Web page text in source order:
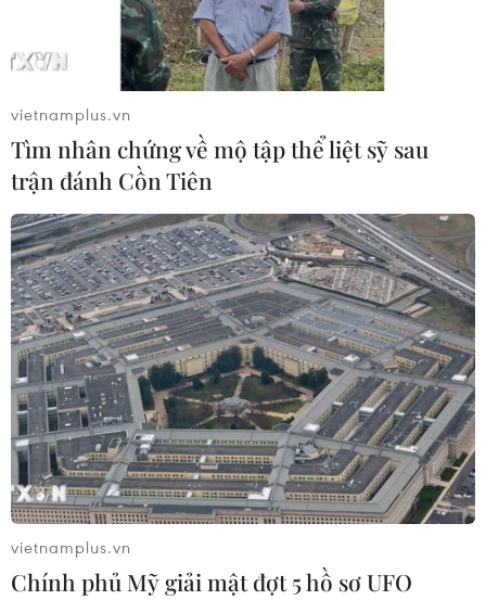
Tổng thống Mỹ họp trực tiếp với nghị sỹ
lưỡng đảng về trần nợ công
09/05/2023 23:40
Nhà Trắng cho biết tham dự cuộc họp này cùng với
Tổng thống Biden sẽ có 5 cố vấn cấp cao, gồm Chánh
văn phòng Nhà Trắng Jeff Zients, giám đốc ngân sách
Shalanda Young và cố vấn Steve Ricchetti.
vietnamplus.vn
Tìm nhân chứng về mộ tập thể liệt sỹ sau
trận đánh Cồn Tiên
vietnamplus.vn
Chính phủ Mỹ giải mật đợt 5 hồ sơ UFO